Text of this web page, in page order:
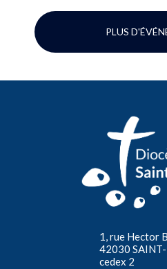
PLUS
1, rue Hector
42030
cedex 2